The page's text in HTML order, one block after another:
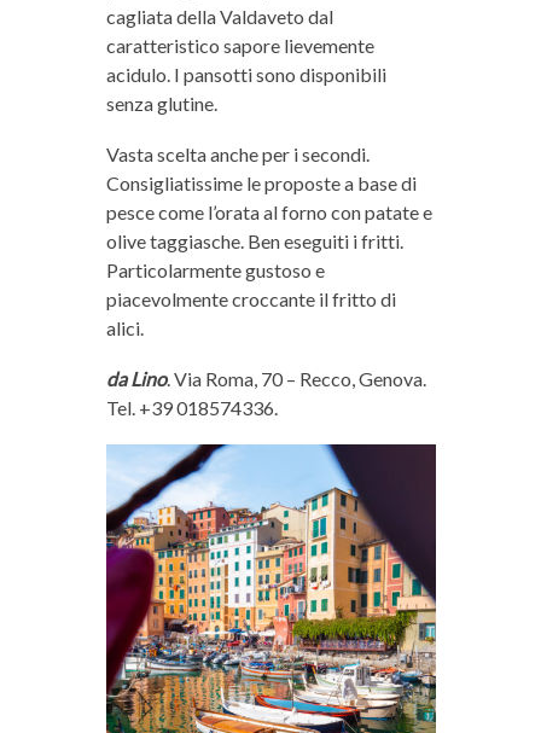
cagliata della Valdaveto dal
caratteristico sapore lievemente
acidulo. I pansotti sono disponibili
senza glutine.
Vasta scelta anche per i secondi.
Consigliatissime le proposte a base di
pesce come l’orata al forno con patate e
olive taggiasche. Ben eseguiti i fritti.
Particolarmente gustoso e
piacevolmente croccante il fritto di
alici.
da Lino. Via Roma, 70 – Recco, Genova.
Tel. +39 018574336.